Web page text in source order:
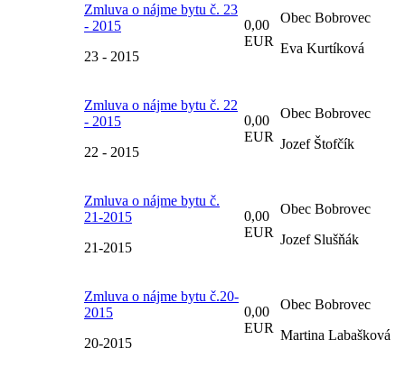
Zmluva o nájme bytu č. 23
- 2015
23 - 2015
0,00
EUR
Obec Bobrovec
Eva Kurtíková
Zmluva o nájme bytu č. 22
- 2015
22 - 2015
0,00
EUR
Obec Bobrovec
Jozef Štofčík
Zmluva o nájme bytu č.
21-2015
21-2015
0,00
EUR
Obec Bobrovec
Jozef Slušňák
Zmluva o nájme bytu č.20-
2015
20-2015
0,00
EUR
Obec Bobrovec
Martina Labašková